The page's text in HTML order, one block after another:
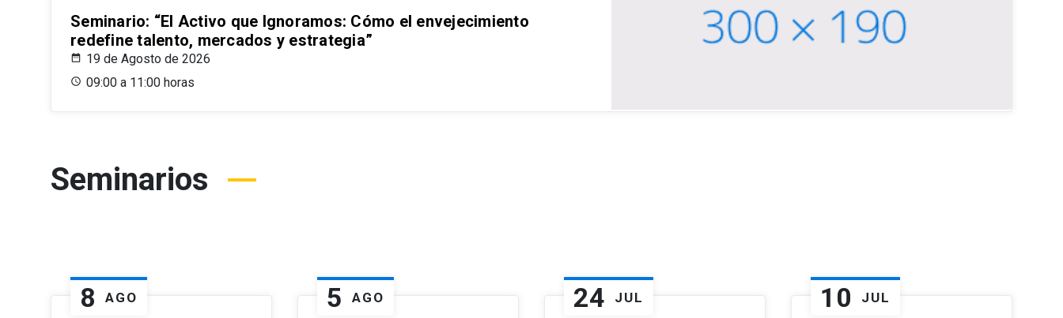
Seminario: “El Activo que Ignoramos: Cómo el envejecimiento
redefine talento, mercados y estrategia”
19 de Agosto de 2026
09:00 a 11:00 horas
Seminarios
8 AGO 5 AGO 24 JUL 10 JUL